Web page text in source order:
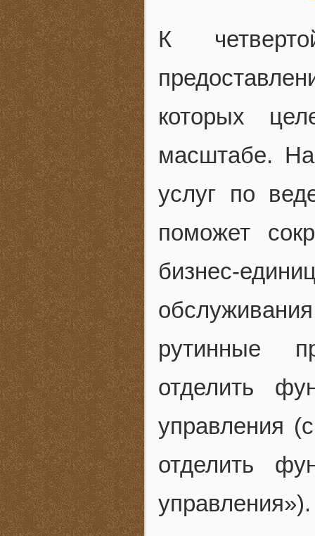
К
которых
масштабе.
услуг по
поможет
бизнес-
рутинные
отделить
управления
отделить
управления»).